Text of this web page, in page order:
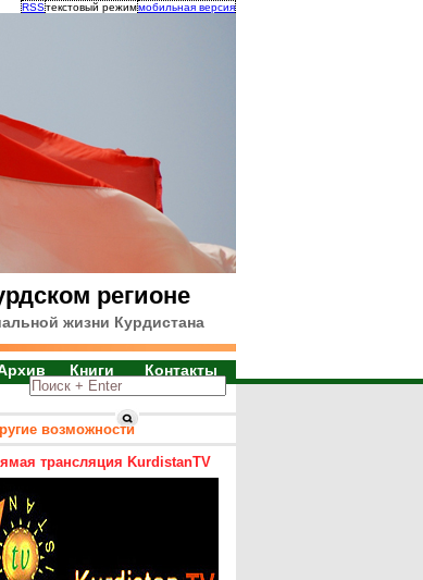
RSSтекстовый режиммобильная версия
регионе
жизни Курдистана
Книги Контакты
возможности
трансляция KurdistanTV